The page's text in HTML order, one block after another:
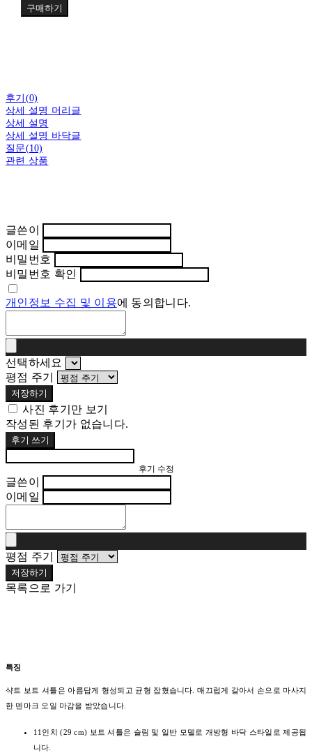
구매하기
후기(0)
상세 설명 머리글
상세 설명
상세 설명 바닥글
질문(10)
관련 상품
글쓴이
이메일
비밀번호
비밀번호 확인
개인정보 수집 및 이용에 동의합니다.
선택하세요
평점 주기
저장하기
사진 후기만 보기
작성된 후기가 없습니다.
후기 쓰기
후기 수정
글쓴이
이메일
평점 주기
저장하기
목록으로 가기
특징
샥트 보트 셔틀은 아름답게 형성되고 균형 잡혔습니다. 매끄럽게 갈아서 손으로 마사지
한 덴마크 오일 마감을 받았습니다.
11인치 (29 cm) 보트 셔틀은 슬림 및 일반 모델로 개방형 바닥 스타일로 제공됩
니다.